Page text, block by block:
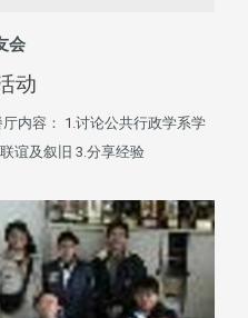
会
动
容： 1.讨论公共行政学系学
谊及叙旧 3.分享经验